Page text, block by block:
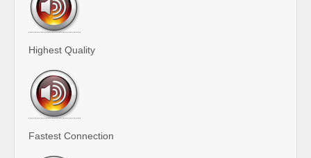
Highest Quality
Fastest Connection